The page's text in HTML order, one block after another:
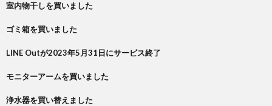
室内物干しを買いました
ゴミ箱を買いました
LINE Outが2023年5月31日にサービス終了
モニターアームを買いました
浄水器を買い替えました